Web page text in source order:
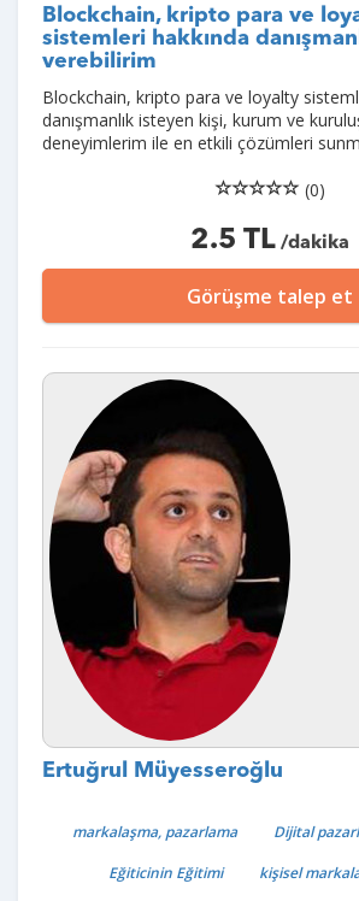
Blockchain, kripto para ve
sistemleri hakkında
verebilirim
Blockchain, kripto para ve loyalty
danışmanlık isteyen kişi, kurum ve
deneyimlerim ile en etkili çözümleri
(0)
2.5 TL /dakika
Görüşme talep et
Ertuğrul Müyesseroğlu
markalaşma, pazarlama
Dijital
Eğiticinin Eğitimi
kişisel